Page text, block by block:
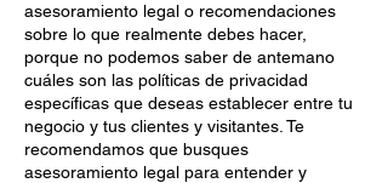
asesoramiento legal o recomendaciones
sobre lo que realmente debes hacer,
porque no podemos saber de antemano
cuáles son las políticas de privacidad
específicas que deseas establecer entre tu
negocio y tus clientes y visitantes. Te
recomendamos que busques
asesoramiento legal para entender y